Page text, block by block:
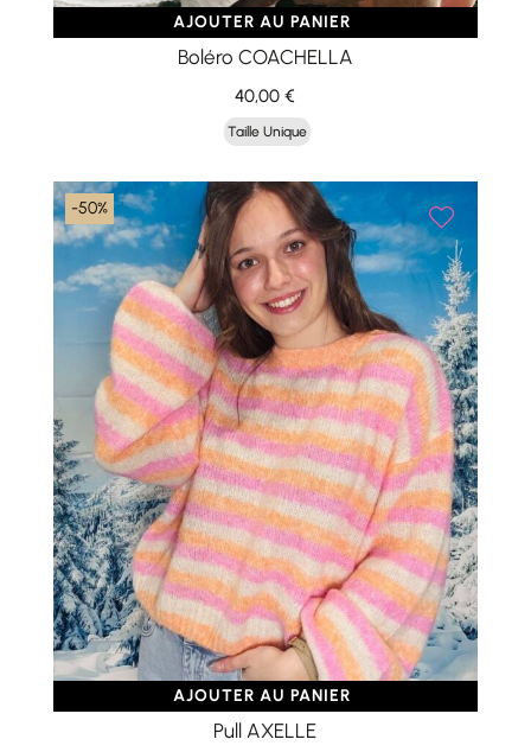
AJOUTER AU PANIER
Boléro COACHELLA
40,00€
Taille Unique
-50%
AJOUTER AU PANIER
Pull AXELLE